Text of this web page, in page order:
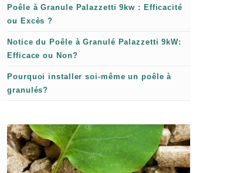
Poêle à Granule Palazzetti 9kw : Efficacité
ou Excès ?
Notice du Poêle à Granulé Palazzetti 9kW:
Efficace ou Non?
Pourquoi installer soi-même un poêle à
granulés?